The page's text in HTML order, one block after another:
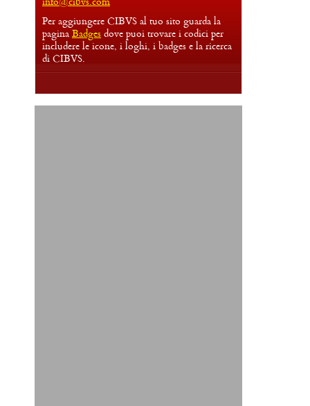
info@cibvs.com
Per aggiungere CIBVS al tuo sito guarda la
pagina Badges dove puoi trovare i codici per
includere le icone, i loghi, i badges e la ricerca
di CIBVS.